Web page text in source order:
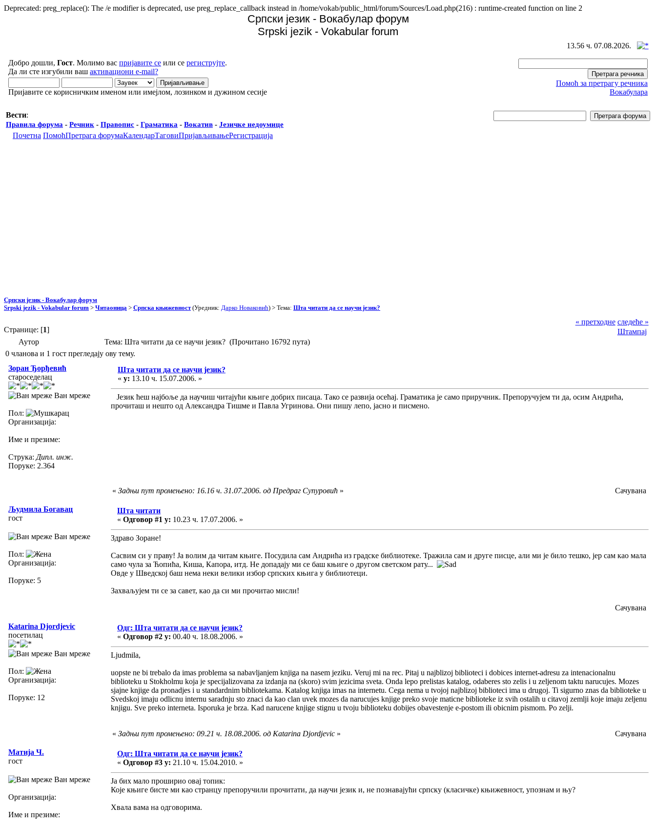
Deprecated: preg_replace(): The /e modifier is deprecated, use preg_replace_callback instead in /home/vokab/public_html/forum/Sources/Load.php(216) : runtime-created function on line 2
Српски језик - Вокабулар форум
Srpski jezik - Vokabular forum
13.56 ч. 07.08.2026.
Добро дошли, Гост. Молимо вас пријавите се или се региструјте.
Да ли сте изгубили ваш активациони e-mail?
Пријавите се корисничким именом или имејлом, лозинком и дужином сесије
Помоћ за претрагу речника
Вокабулара
Вести:
Правила форума - Речник - Правопис - Граматика - Вокатив - Језичке недоумице
Почетна ПомоћПретрага форумаКалендарТаговиПријављивањеРегистрација
Српски језик - Вокабулар форум
Srpski jezik - Vokabular forum > Читаоница > Српска књижевност(Уредник: Дарко Новаковић) > Тема: Шта читати да се научи језик?
Странице: [1]
« претходне следеће »
Штампај
Аутор
Тема: Шта читати да се научи језик? (Прочитано 16792 пута)
0 чланова и 1 гост прегледају ову тему.
Зоран Ђорђевић
староседелац
Ван мреже
Пол:
Организација:
Име и презиме:
Струка: Дипл. инж.
Поруке: 2.364
Шта читати да се научи језик?
« у: 13.10 ч. 15.07.2006. »
Језик ћеш најбоље да научиш читајући књиге добрих писаца. Тако се развија осећај. Граматика је само приручник. Препоручујем ти да, осим Андрића,
прочиташ и нешто од Александра Тишме и Павла Угринова. Они пишу лепо, јасно и писмено.
« Задњи пут промењено: 16.16 ч. 31.07.2006. од Предраг Супуровић » Сачувана
Људмила Богавац
гост
Ван мреже
Пол:
Организација:
Поруке: 5
Шта читати
« Одговор #1 у: 10.23 ч. 17.07.2006. »
Здраво Зоране!
Сасвим си у праву! Ја волим да читам књиге. Посудила сам Андрића из градске библиотеке. Тражила сам и друге писце, али ми је било тешко, јер сам као мала
само чула за Ћопића, Киша, Капора, итд. Не допадају ми се баш књиге о другом светском рату...
Овде у Шведској баш нема неки велики избор српских књига у библиотеци.
Захваљујем ти се за савет, као да си ми прочитао мисли!
Сачувана
Katarina Djordjevic
посетилац
Ван мреже
Пол:
Организација:
Поруке: 12
Одг: Шта читати да се научи језик?
« Одговор #2 у: 00.40 ч. 18.08.2006. »
Ljudmila,
uopste ne bi trebalo da imas problema sa nabavljanjem knjiga na nasem jeziku. Veruj mi na rec. Pitaj u najblizoj biblioteci i dobices internet-adresu za intenacionalnu
biblioteku u Stokholmu koja je specijalizovana za izdanja na (skoro) svim jezicima sveta. Onda lepo prelistas katalog, odaberes sto zelis i u zeljenom taktu narucujes. Mozes
sjajne knjige da pronadjes i u standardnim bibliotekama. Katalog knjiga imas na internetu. Cega nema u tvojoj najblizoj biblioteci ima u drugoj. Ti sigurno znas da biblioteke u
Svedskoj imaju odlicnu internu saradnju sto znaci da kao clan uvek mozes da narucujes knjige preko svoje maticne biblioteke iz svih ostalih u citavoj zemlji koje imaju zeljenu
knjigu. Sve preko interneta. Isporuka je brza. Kad narucene knjige stignu u tvoju biblioteku dobijes obavestenje e-postom ili obicnim pismom. Po zelji.
« Задњи пут промењено: 09.21 ч. 18.08.2006. од Katarina Djordjevic » Сачувана
Матија Ч.
гост
Ван мреже
Организација:
Име и презиме:
Одг: Шта читати да се научи језик?
« Одговор #3 у: 21.10 ч. 15.04.2010. »
Ја бих мало проширио овај топик:
Које књиге бисте ми као странцу препоручили прочитати, да научи језик и, не познавајући српску (класичке) књижевност, упознам и њу?
Хвала вама на одговорима.